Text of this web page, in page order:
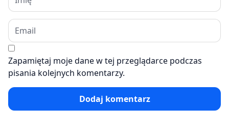
Zapamiętaj moje dane w tej przeglądarce podczas
pisania kolejnych komentarzy.
Dodaj komentarz